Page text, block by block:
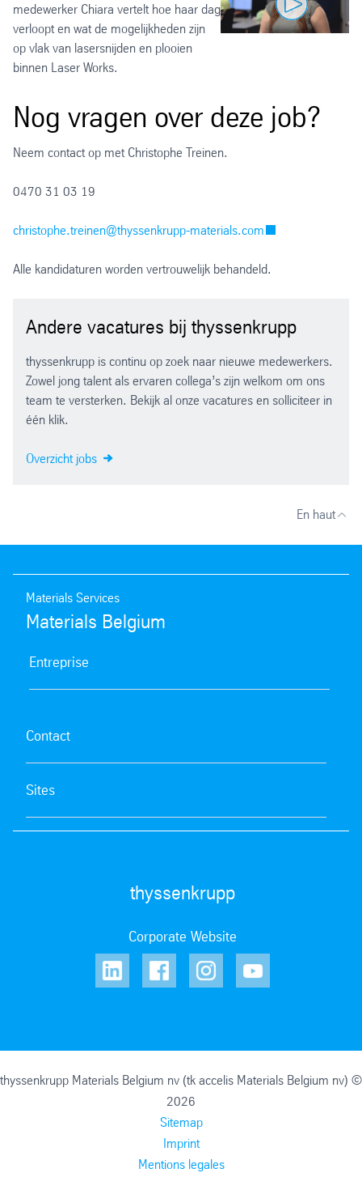
medewerker Chiara vertelt hoe haar dag
verloopt en wat de mogelijkheden zijn
op vlak van lasersnijden en plooien
binnen Laser Works.
Nog vragen over deze job?
Neem contact op met Christophe Treinen.
0470 31 03 19
christophe.treinen@thyssenkrupp-materials.com
Alle kandidaturen worden vertrouwelijk behandeld.
Andere vacatures bij thyssenkrupp
thyssenkrupp is continu op zoek naar nieuwe medewerkers.
Zowel jong talent als ervaren collega’s zijn welkom om ons
team te versterken. Bekijk al onze vacatures en solliciteer in
één klik.
Overzicht jobs
En haut
Materials Services
Materials Belgium
Entreprise
Contact
Sites
thyssenkrupp
Corporate Website
thyssenkrupp Materials Belgium nv (tk accelis Materials Belgium nv) ©
2026
Sitemap
Imprint
Mentions legales